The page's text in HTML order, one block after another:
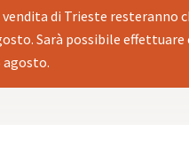
di Trieste resteranno
Sarà possibile effettuare
agosto.